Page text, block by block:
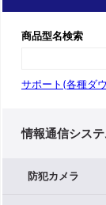
商品型名検索
サポート(各種ダ
情報通信シス
防犯カメラ